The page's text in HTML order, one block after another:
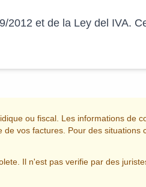
et de la Ley del IVA.
ou fiscal. Les informations de
vos factures. Pour des
Il n'est pas verifie par des